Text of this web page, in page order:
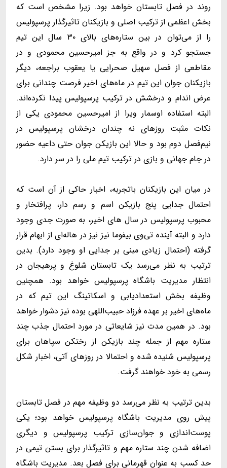
روند در فصل تابستان خواهد بود. زیرا مشخص است که
بخش اعظمی از ترکیب اصلی و بازیکنان تاثیرگذار پرسپولیس
را از می‌توان در بین ستاره‌های بالای ۳۰ سال این تیم
جستجو کرد و در واقع به جز امیرحسین محمودی و در
مقاطعی از فصل سهیل صحرایی یا یعقوب براجعه، دیگر
بازیکنان جوان این تیم در ماه‌های اخیر فرصت چندانی برای
عرض اندام و درخشش در ترکیب پرسپولیس پیدا نکرده‌اند.
البته استفاده اوسمار ویرا از امیرحسین محمودی یکی از
نکات مثبت روزهای نه چندان درخشان پرسپولیس در
نیم‌فصل دوم بود و حالا این بازیکن جوان حتی داعیه حضور
در جام جهانی و بازی در ترکیب تیم ملی را در سر دارد.
در میان این بازیکنان باتجربه، اخبار حاکی از آن است که
احتمال جدایی پنج بازیکن اسم و رسم دار، پرافتخار و
محبوب پرسپولیس در سال های اخیر، به صورت جدی وجود
دارد و البته آینده تی‌وی بیفوما نیز نیز در هاله‌ای از ابهام قرار
گرفته (احتمال زیادی مبنی بر جدایی او وجود دارد). بدین
ترتیب به نظر می‌رسد یک تابستان شلوغ و پرهیجان در
انتظار مدیریت باشگاه پرسپولیس خواهد بود. همچنین
وظیفه بخش استعدادیابی و اسکاتینگ این تیم که در
ماه‌های اخیر بر عهده فرزاد حبیب‌اللهی بوده نیز دشوار خواهد
بود. در همین مدت نیز شایعاتی در مورد احتمال جذب چند
ستاره مهم از جمله چند بازیکن از رختکن سپاهان برای
پرسپولیس شنیده شده و احتمالا در روزهای آتی، اخبار شکل
رسمی به خود خواهند گرفت.
بدین ترتیب به نظر می‌رسد دو وظیفه مهم در فصل تابستان
پیش روی مدیریت باشگاه پرسپولیس خواهد بود؛ یکی
پوست‌اندازی و جوان‌سازی ترکیب پرسپولیس و دیگری
اضافه شدن چند ستاره مهم و تاثیرگذار برای بستن تیمی در
حد کسب به عنوان قهرمانی برای فصل بعد. مدیریت باشگاه